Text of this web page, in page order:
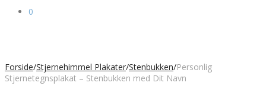
0
Forside/Stjernehimmel Plakater/Stenbukken/Personlig
Stjernetegnsplakat – Stenbukken med Dit Navn